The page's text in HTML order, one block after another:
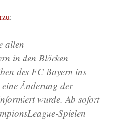
:
allen
in den Blöcken
des FC Bayern ins
Änderung der
wurde. Ab sofort
Spielen